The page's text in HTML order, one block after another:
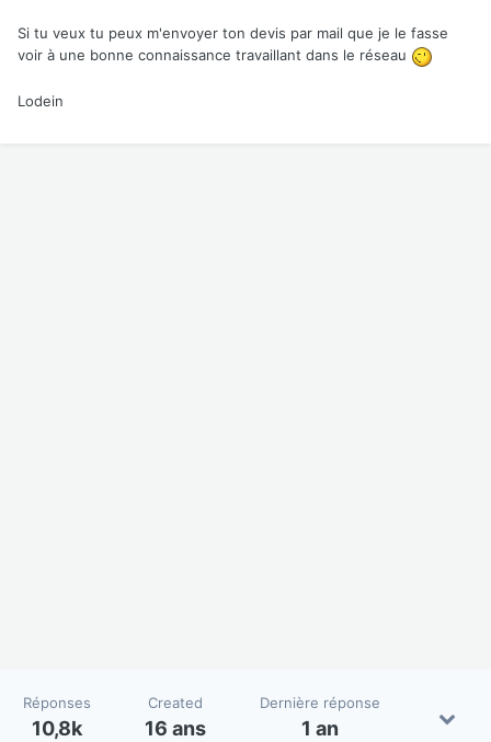
Si tu veux tu peux m'envoyer ton devis par mail que je le fasse
voir à une bonne connaissance travaillant dans le réseau
Lodein
Réponses
10,8k
Created
16 ans
Dernière réponse
1 an